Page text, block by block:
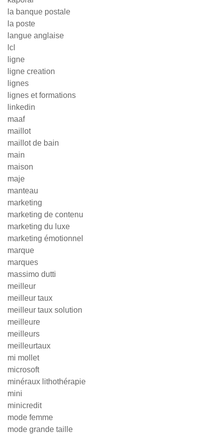
la banque postale
la poste
langue anglaise
lcl
ligne
ligne creation
lignes
lignes et formations
linkedin
maaf
maillot
maillot de bain
main
maison
maje
manteau
marketing
marketing de contenu
marketing du luxe
marketing émotionnel
marque
marques
massimo dutti
meilleur
meilleur taux
meilleur taux solution
meilleure
meilleurs
meilleurtaux
mi mollet
microsoft
minéraux lithothérapie
mini
minicredit
mode femme
mode grande taille